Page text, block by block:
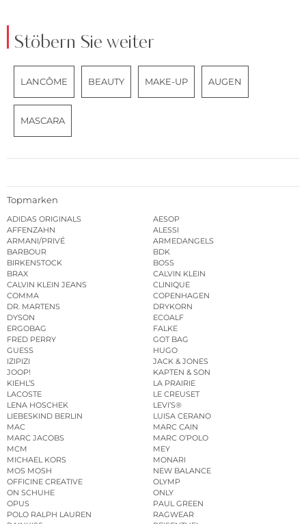
Stöbern Sie weiter
LANCÔME BEAUTY MAKE-UP AUGEN
MASCARA
Topmarken
ADIDAS ORIGINALS
AESOP
AFFENZAHN
ALESSI
ARMANI/PRIVÉ
ARMEDANGELS
BARBOUR
BDK
BIRKENSTOCK
BOSS
BRAX
CALVIN KLEIN
CALVIN KLEIN JEANS
CLINIQUE
COMMA
COPENHAGEN
DR. MARTENS
DRYKORN
DYSON
ECOALF
ERGOBAG
FALKE
FRED PERRY
GOT BAG
GUESS
HUGO
IZIPIZI
JACK & JONES
JOOP!
KAPTEN & SON
KIEHL’S
LA PRAIRIE
LACOSTE
LE CREUSET
LENA HOSCHEK
LEVI’S®
LIEBESKIND BERLIN
LUISA CERANO
MAC
MARC CAIN
MARC JACOBS
MARC O’POLO
MCM
MEY
MICHAEL KORS
MONARI
MOS MOSH
NEW BALANCE
OFFICINE CREATIVE
OLYMP
ON SCHUHE
ONLY
OPUS
PAUL GREEN
POLO RALPH LAUREN
RAGWEAR